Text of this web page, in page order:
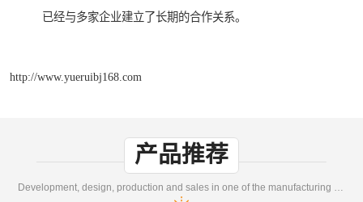
已经与多家企业建立了长期的合作关系。
http://www.yueruibj168.com
产品推荐
Development, design, production and sales in one of the manufacturing enterprises